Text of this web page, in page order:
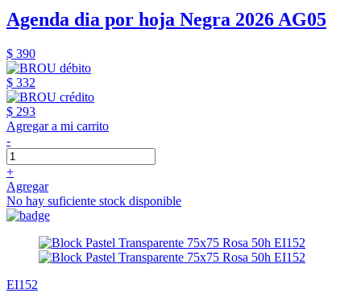
Agenda dia por hoja Negra 2026 AG05
$ 390
$ 332
$ 293
Agregar a mi carrito
-
+
Agregar
No hay suficiente stock disponible
EI152